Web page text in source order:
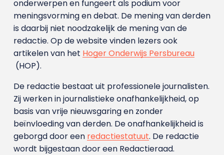
onderwerpen en fungeert als podium voor
meningsvorming en debat. De mening van derden
is daarbij niet noodzakelijk de mening van de
redactie. Op de website vinden lezers ook
artikelen van het Hoger Onderwijs Persbureau
(HOP).
De redactie bestaat uit professionele journalisten.
Zij werken in journalistieke onafhankelijkheid, op
basis van vrije nieuwsgaring en zonder
beïnvloeding van derden. De onafhankelijkheid is
geborgd door een redactiestatuut. De redactie
wordt bijgestaan door een Redactieraad.